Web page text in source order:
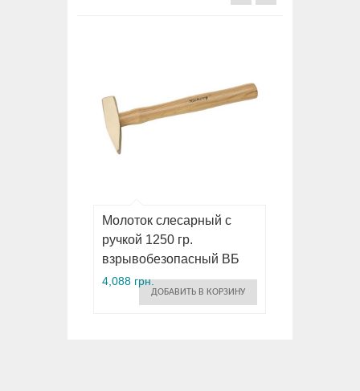
Молоток слесарный с
ручкой 1250 гр.
взрывобезопасный ВБ
4,088 грн.
ДОБАВИТЬ В КОРЗИНУ